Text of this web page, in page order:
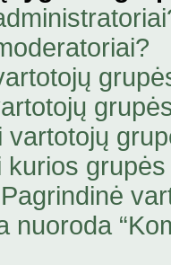
vartotojų
kurios
nuoroda